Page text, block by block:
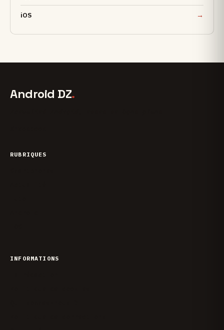
iOS
Android DZ.
RUBRIQUES
INFORMATIONS